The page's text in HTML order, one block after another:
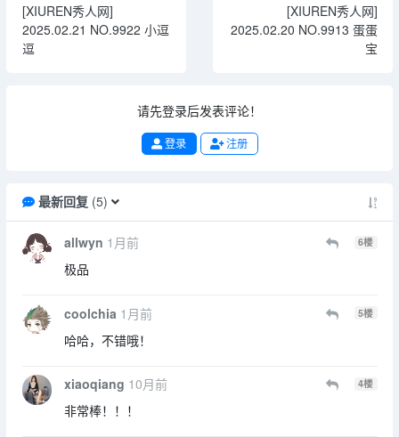
[XIUREN秀人网]
2025.02.21 NO.9922 小逗
逗
[XIUREN秀人网]
2025.02.20 NO.9913 蛋蛋
宝
请先登录后发表评论！
登录 注册
最新回复(5)
allwyn 1月前 6楼
极品
coolchia 1月前 5楼
哈哈，不错哦！
xiaoqiang 10月前 4楼
非常棒！！！